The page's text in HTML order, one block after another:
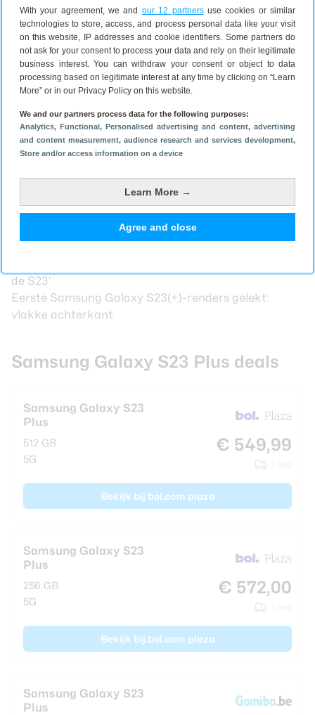
With your agreement, we and our 12 partnersuse cookies or similar
technologies to store, access, and process personal data like your visit
on this website, IP addresses and cookie identifiers. Some partners do
not ask for your consent to process your data and rely on their legitimate
business interest. You can withdraw your consent or object to data
processing based on legitimate interest at any time by clicking on “Learn
More” or in our Privacy Policy on this website.
We and our partners process data for the following purposes:
Analytics, Functional, Personalised advertising and content, advertising
and content measurement, audience research and services development,
Store and/or access information on a device
Learn More →
Agree and close
worden opgeladen met een vermogen van 45W. De
verwachting is dat de telefoon hier twee dagen mee
zou kunnen.
Samsung Galaxy S23 Plus kopen
De Samsung Galaxy S23 Plus is verkrijgbaar in de
euro. Je kan kiezen uit verschillende
opslagmogelijkheden. Check hieronder de actuele
prijzen.
S23 Plus
Neemt Samsung Galaxy S23 afscheid van eigen
Exynos-processor?
‘Samsung Galaxy S23-serie verschijnt in februari
de S23’
Eerste Samsung Galaxy S23(+)-renders gelekt:
vlakke achterkant
Samsung Galaxy S23 Plus deals
Samsung Galaxy S23
Plus
512 GB
5G
€ 549,99
Bekijk bij bol.com plaza
Samsung Galaxy S23
Plus
256 GB
5G
€ 572,00
Bekijk bij bol.com plaza
Samsung Galaxy S23
Plus